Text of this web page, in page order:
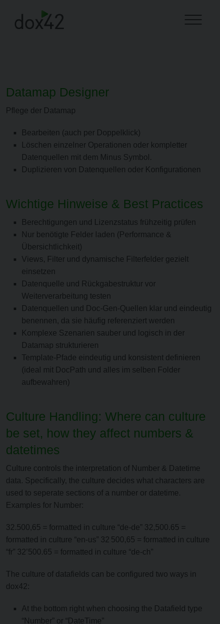
Datamap Designer
Pflege der Datamap
Bearbeiten (auch per Doppelklick)
Löschen einzelner Operationen oder kompletter
Datenquellen mit dem Minus Symbol.
Duplizieren von Datenquellen oder Konfigurationen
Wichtige Hinweise & Best Practices
Berechtigungen und Lizenzstatus frühzeitig prüfen
Nur benötigte Felder laden (Performance &
Übersichtlichkeit)
Views, Filter und dynamische Filterfelder gezielt
einsetzen
Datenquelle und Rückgabestruktur vor
Weiterverarbeitung testen
Datenquellen und Doc-Gen-Quellen klar und eindeutig
benennen, da sie häufig referenziert werden
Komplexe Szenarien sauber und logisch in der
Datamap strukturieren
Template-Pfade eindeutig und konsistent definieren
(ideal mit DocPath und alles im selben Folder
aufbewahren)
Culture Handling: Where can culture
be set, how they affect numbers &
datetimes
Culture controls the interpretation of Number & Datetime
data. Specifically, the culture decides what characters are
used to seperate sections of a number or datetime.
Examples for Number:
32.500,65 = formatted in culture “de-de” 32,500.65 =
formatted in culture “en-us” 32 500,65 = formatted in culture
“fr” 32’500.65 = formatted in culture “de-ch”
The culture of datafields can be configured two ways in
dox42:
At the bottom right when choosing the Datafield type
“Number” or “DateTime”